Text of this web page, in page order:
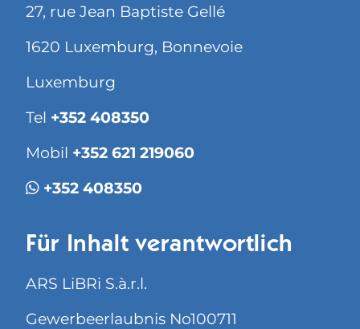
27, rue Jean Baptiste Gellé
1620 Luxemburg, Bonnevoie
Luxemburg
Tel +352 408350
Mobil +352 621 219060
+352 408350
Für Inhalt verantwortlich
ARS LiBRi S.à.r.l.
Gewerbeerlaubnis No100711